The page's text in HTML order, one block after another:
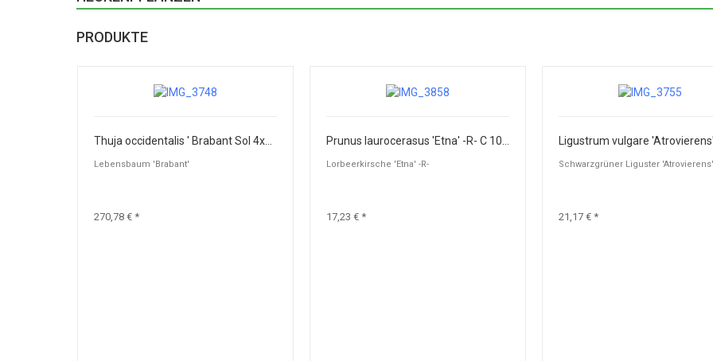
PRODUKTE
Lebensbaum 'Brabant'
270,78 € *
Lorbeerkirsche 'Etna' -R-
17,23 € *
Schwarzgrüner Liguster 'Atrovierens'
21,17 € *